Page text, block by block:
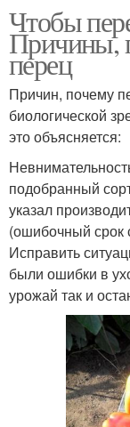
Чтобы
Причины,
перец
Причин, почему
биологической
это объясняется:
подобранный
указал
(ошибочный срок
Исправить
были ошибки в
урожай так и